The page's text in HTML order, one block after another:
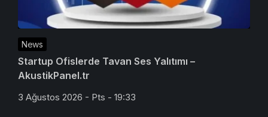
News
Startup Ofislerde Tavan Ses Yalıtımı –
AkustikPanel.tr